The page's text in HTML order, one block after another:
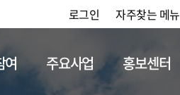
로그인 자주찾는 메뉴
여 주요사업 홍보센터